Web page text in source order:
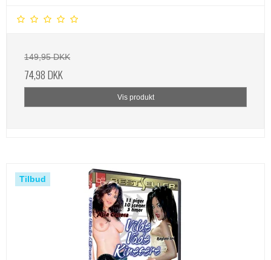
149,95 DKK
74,98 DKK
Vis produkt
Tilbud